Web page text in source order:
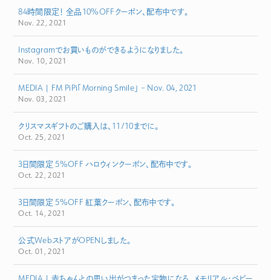
84時間限定！ 全品10%OFFクーポン、配布中です。
Nov. 22, 2021
Instagramでお買いものができるようになりました。
Nov. 10, 2021
MEDIA | FM PiPi「Morning Smile」 – Nov. 04, 2021
Nov. 03, 2021
クリスマスギフトのご購入は、11/10までに。
Oct. 25, 2021
3日間限定 5%OFF ハロウィンクーポン、配布中です。
Oct. 22, 2021
3日間限定 5%OFF 紅葉クーポン、配布中です。
Oct. 14, 2021
公式WebストアがOPENしました。
Oct. 01, 2021